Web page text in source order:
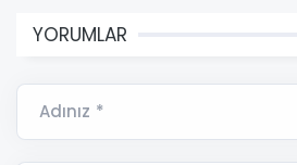
YORUMLAR
Adınız *